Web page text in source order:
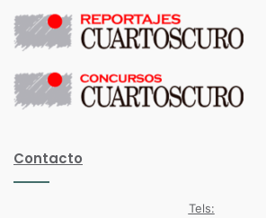
Contacto
Tels: